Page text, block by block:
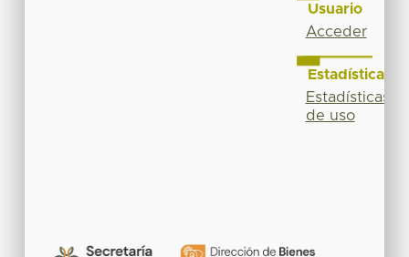
Usuario
Acceder
Estadísticas
Estadísticas
de uso